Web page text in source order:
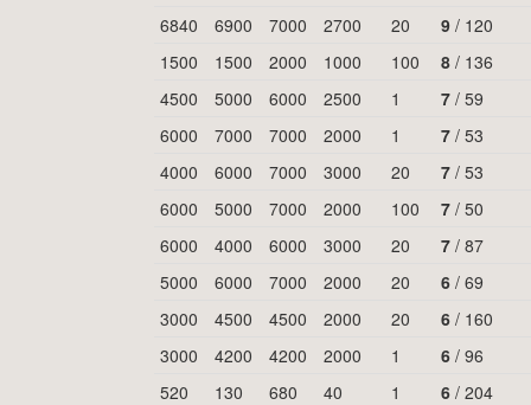
6840 6900 7000 2700 20 9 / 120
1500
1500 2000 1000 100 8 / 136
4500
5000 6000 2500 1 7 / 59
6000
7000 7000 2000 1 7 / 53
4000
6000 7000 3000 20 7 / 53
6000
5000 7000 2000 100 7 / 50
6000
4000 6000 3000 20 7 / 87
5000
6000 7000 2000 20 6 / 69
3000
4500 4500 2000 20 6 / 160
3000
4200 4200 2000 1 6 / 96
520
130 680 40 1 6 / 204